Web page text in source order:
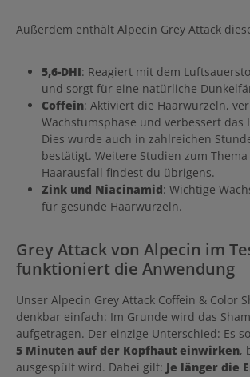
Außerdem enthält Alpecin Grey Attack
5,6-DHI: Reagiert mit dem
und sorgt für eine natürliche
Coffein: Aktiviert die Haarwurzeln,
Wachstumsphase und verbessert das
Dies wurde auch in zahlreichen
bestätigt. Weitere Studien zum
Haarausfall findest du übrigens.
Zink und Niacinamid: Wichtige
für gesunde Haarwurzeln.
Grey Attack von Alpecin im
funktioniert die Anwendung
Unser Alpecin Grey Attack Coffein & Color
denkbar einfach: Im Grunde wird das
aufgetragen. Der einzige Unterschied: Es
5 Minuten auf der Kopfhaut einwirken,
ausgespült wird. Dabei gilt: Je länger die